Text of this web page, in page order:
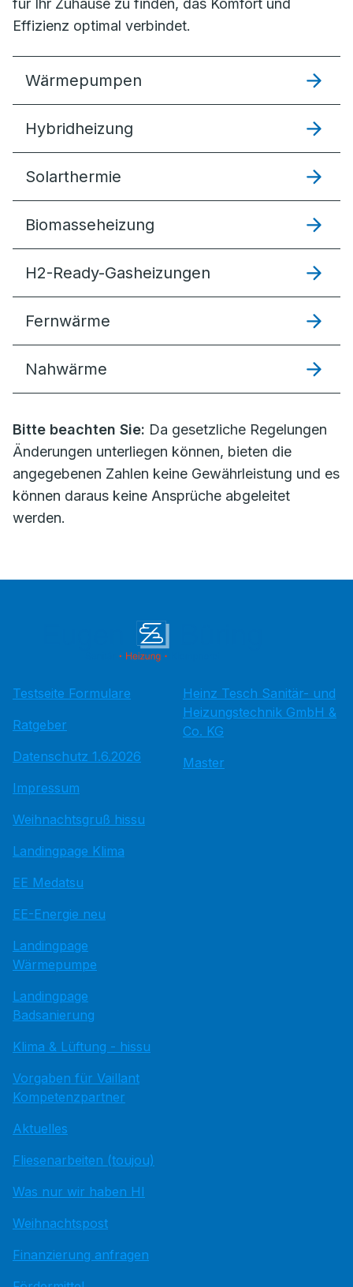
für Ihr Zuhause zu finden, das Komfort und
Effizienz optimal verbindet.
Wärmepumpen
Hybridheizung
Solarthermie
Biomasseheizung
H2-Ready-Gasheizungen
Fernwärme
Nahwärme
Bitte beachten Sie: Da gesetzliche Regelungen
Änderungen unterliegen können, bieten die
angegebenen Zahlen keine Gewährleistung und es
können daraus keine Ansprüche abgeleitet
werden.
Testseite Formulare
Ratgeber
Datenschutz 1.6.2026
Impressum
Weihnachtsgruß hissu
Landingpage Klima
EE Medatsu
EE-Energie neu
Landingpage
Wärmepumpe
Landingpage
Badsanierung
Klima & Lüftung - hissu
Vorgaben für Vaillant
Kompetenzpartner
Aktuelles
Fliesenarbeiten (toujou)
Was nur wir haben HI
Weihnachtspost
Finanzierung anfragen
Heinz Tesch Sanitär- und
Heizungstechnik GmbH &
Co. KG
Master